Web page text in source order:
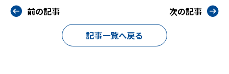
前の記事
記事一覧へ戻る
次の記事